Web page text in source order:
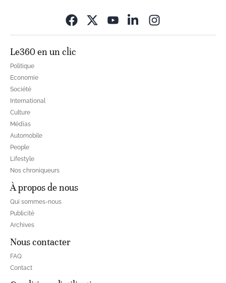
Le360 en un clic
Politique
Economie
Société
International
Culture
Médias
Automobile
People
Lifestyle
Nos chroniqueurs
À propos de nous
Qui sommes-nous
Publicité
Archives
Nous contacter
FAQ
Contact